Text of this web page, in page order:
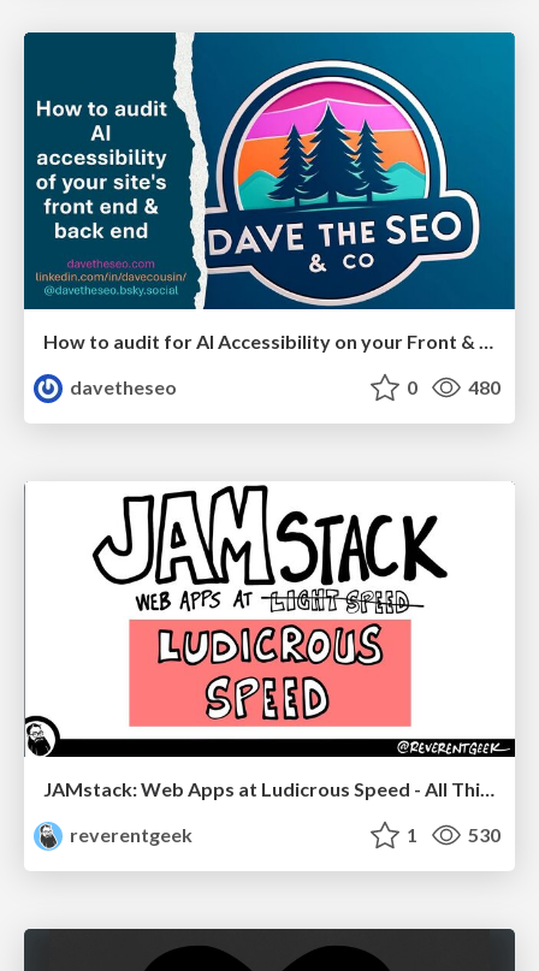
davetheseo
0 480
JAMstack: Web Apps at Ludicrous Speed - All Things Open 2022
reverentgeek
1 530